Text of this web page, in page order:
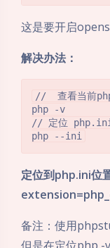
这是要开启
解决办法：
//  查看当前
php -v
// 定位 php.ini
定位到php.ini位
备注：使用
但是在定位php -